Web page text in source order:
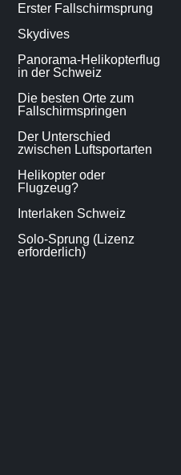
Erster Fallschirmsprung
Skydives
Panorama-Helikopterflug
in der Schweiz
Die besten Orte zum
Fallschirmspringen
Der Unterschied
zwischen Luftsportarten
Helikopter oder
Flugzeug?
Interlaken Schweiz
Solo-Sprung (Lizenz
erforderlich)